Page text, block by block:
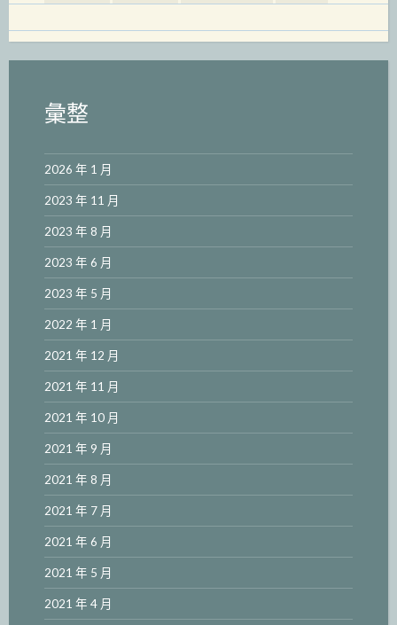
彙整
2026 年 1 月
2023 年 11 月
2023 年 8 月
2023 年 6 月
2023 年 5 月
2022 年 1 月
2021 年 12 月
2021 年 11 月
2021 年 10 月
2021 年 9 月
2021 年 8 月
2021 年 7 月
2021 年 6 月
2021 年 5 月
2021 年 4 月